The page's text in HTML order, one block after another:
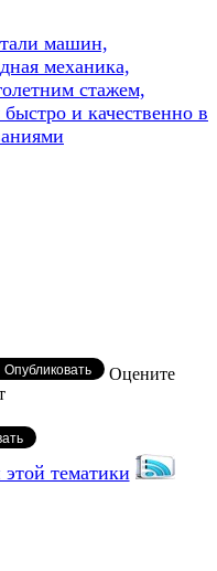
машин,
механика,
стажем,
и качественно в
Оцените
этой тематики